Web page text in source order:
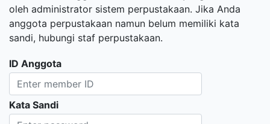
oleh administrator sistem perpustakaan. Jika Anda
anggota perpustakaan namun belum memiliki kata
sandi, hubungi staf perpustakaan.
ID Anggota
Kata Sandi